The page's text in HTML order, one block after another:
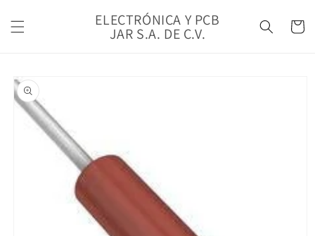
al contenido
ELECTRÓNICA Y PCB
JAR S.A. DE C.V. Carrito
a la
información
del producto